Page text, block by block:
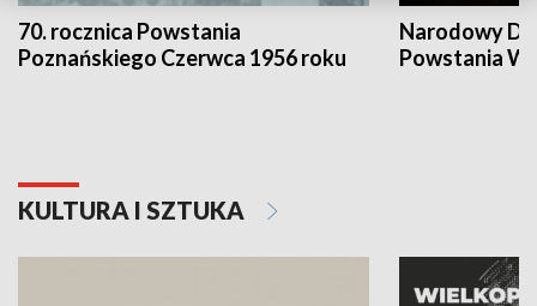
70. rocznica Powstania
Poznańskiego Czerwca 1956 roku
Narodowy
Powstania
KULTURA I SZTUKA